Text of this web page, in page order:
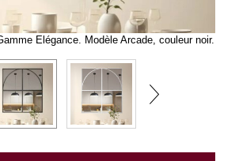
Elégance. Modèle Arcade, couleur noir.